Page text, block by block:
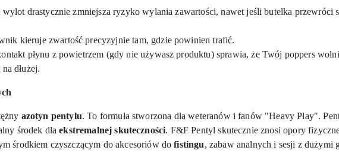
wylot drastycznie zmniejsza ryzyko wylania zawartości, nawet jeśli butelka przewróci
kieruje zwartość precyzyjnie tam, gdzie powinien trafić.
płynu z powietrzem (gdy nie używasz produktu) sprawia, że Twój poppers
dłużej.
azotyn pentylu. To formuła stworzona dla weteranów i fanów "Heavy Play".
środek dlaekstremalnej skuteczności. F&F Pentyl skutecznie znosi opory
środkiem czyszczącym do akcesoriów dofistingu, zabaw analnych i sesji z dużymi